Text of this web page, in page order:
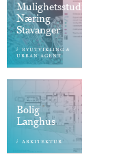
Mulighetsstudie
Næring
Stavanger
i BYUTVIKLING &
URBAN AGENT
Bolig
Langhus
i ARKITEKTUR